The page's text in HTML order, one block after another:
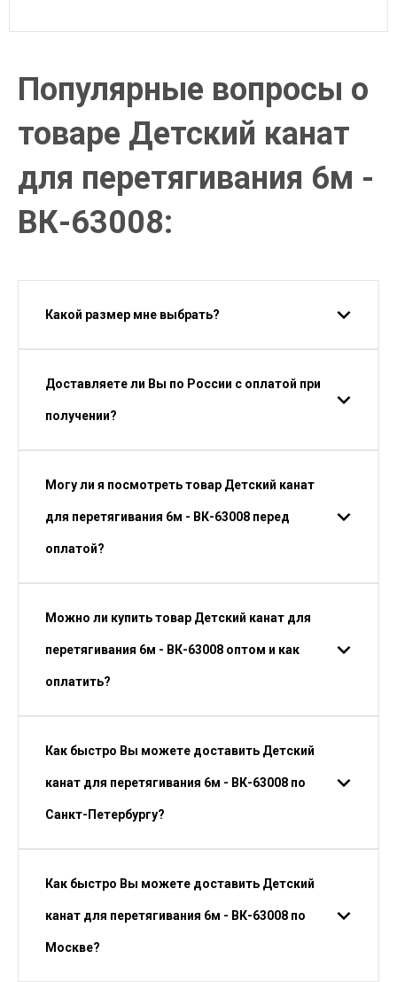
Популярные вопросы о
товаре Детский канат
для перетягивания 6м -
ВК-63008:
Какой размер мне выбрать?
Доставляете ли Вы по России с оплатой при
получении?
Могу ли я посмотреть товар Детский канат
для перетягивания 6м - ВК-63008 перед
оплатой?
Можно ли купить товар Детский канат для
перетягивания 6м - ВК-63008 оптом и как
оплатить?
Как быстро Вы можете доставить Детский
канат для перетягивания 6м - ВК-63008 по
Санкт-Петербургу?
Как быстро Вы можете доставить Детский
канат для перетягивания 6м - ВК-63008 по
Москве?